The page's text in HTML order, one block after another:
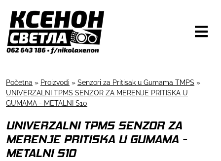
Početna » Proizvodi » Senzori za Pritisak u Gumama TMPS »
UNIVERZALNI TPMS SENZOR ZA MERENJE PRITISKA U
GUMAMA - METALNI S10
UNIVERZALNI TPMS SENZOR ZA
MERENJE PRITISKA U GUMAMA -
METALNI S10